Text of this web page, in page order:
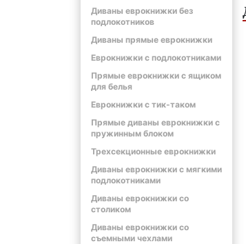
Диваны еврокнижки без
подлокотников
Диваны прямые еврокнижки
Еврокнижки с подлокотниками
Прямые еврокнижки с ящиком
для белья
Еврокнижки с тик-таком
Прямые диваны еврокнижки с
пружинным блоком
Трехсекционные еврокнижки
Диваны еврокнижки с мягкими
подлокотниками
Диваны еврокнижки со
столиком
Диваны еврокнижки со
съемными чехлами